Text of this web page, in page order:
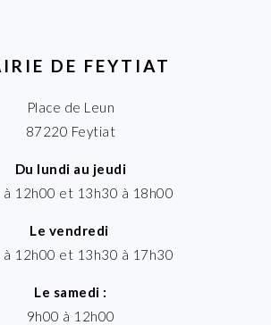
DE FEYTIAT
Place de Leun
87220 Feytiat
Du lundi au jeudi
à 12h00 et 13h30 à 18h00
Le vendredi
à 12h00 et 13h30 à 17h30
Le samedi :
9h00 à 12h00